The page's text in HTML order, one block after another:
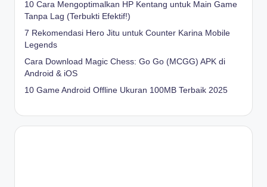
10 Cara Mengoptimalkan HP Kentang untuk Main Game
Tanpa Lag (Terbukti Efektif!)
7 Rekomendasi Hero Jitu untuk Counter Karina Mobile
Legends
Cara Download Magic Chess: Go Go (MCGG) APK di
Android & iOS
10 Game Android Offline Ukuran 100MB Terbaik 2025